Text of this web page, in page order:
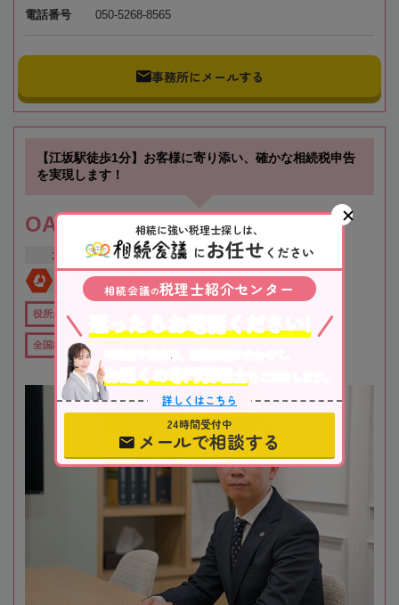
電話番号 050-5268-8565
事務所にメールする
【江坂駅徒歩1分】お客様に寄り添い、確かな相続税申告
を実現します！
OAG税理士法人 大阪
大阪府 吹田市 江坂駅
全国対応 初回相談無料
役所から近い
全国出張対応可
相続に強い税理士探しは、
にお任せ ください
相続会議の税理士紹介センター
不動産や株式等、相続資産に合わせて、
お近くの専門税理士
をご紹介します。
詳しくはこちら
24時間受付中
メールで相談する